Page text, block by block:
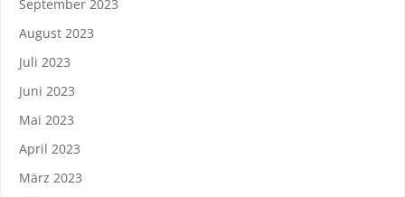
September 2023
August 2023
Juli 2023
Juni 2023
Mai 2023
April 2023
März 2023